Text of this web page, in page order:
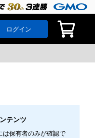
ログイン
テンツ
は保有者のみが確認で